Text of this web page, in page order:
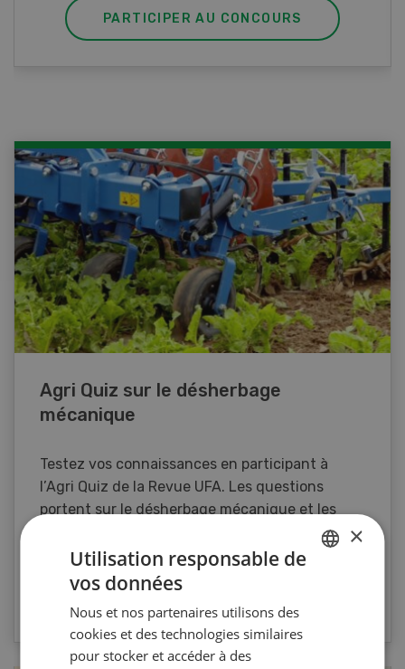
PARTICIPER AU CONCOURS
Agri Quiz sur le désherbage
mécanique
Testez vos connaissances en participant à
l’Agri Quiz de la Revue UFA. Les questions
portent sur le désherbage mécanique et les
VERS LE QUIZ
×
Utilisation responsable de
vos données
Nous et nos partenaires utilisons des
cookies et des technologies similaires
pour stocker et accéder à des